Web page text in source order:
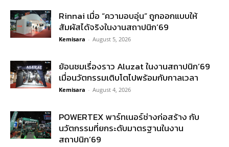
Rinnai เมื่อ “ความอบอุ่น” ถูกออกแบบให้
สัมผัสได้จริงในงานสถาปนิก’69
Kemisara - August 5, 2026
ย้อนชมเรื่องราว Aluzat ในงานสถาปนิก’69
เมื่อนวัตกรรมเติบโตไปพร้อมกับกาลเวลา
Kemisara - August 4, 2026
POWERTEX พาร์ทเนอร์ช่างก่อสร้าง กับ
นวัตกรรมที่ยกระดับมาตรฐานในงาน
สถาปนิก’69